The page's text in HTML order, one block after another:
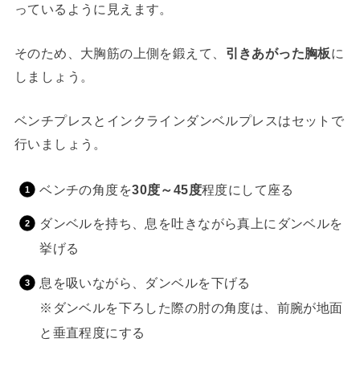
っているように見えます。
そのため、大胸筋の上側を鍛えて、 引きあがった胸板に
しましょう。
ベンチプレスとインクラインダンベルプレスはセットで
行いましょう。
ベンチの角度を30度～45度程度にして座る
ダンベルを持ち、息を吐きながら真上にダンベルを
挙げる
息を吸いながら、ダンベルを下げる
※ダンベルを下ろした際の肘の角度は、前腕が地面
と垂直程度にする